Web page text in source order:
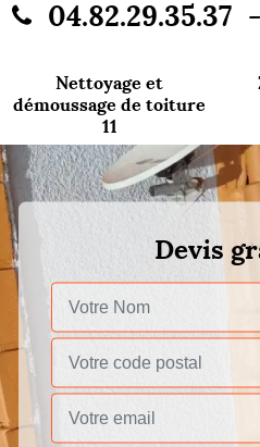
04.82.29.35.37 -
Nettoyage et
démoussage de toiture
11
Devis